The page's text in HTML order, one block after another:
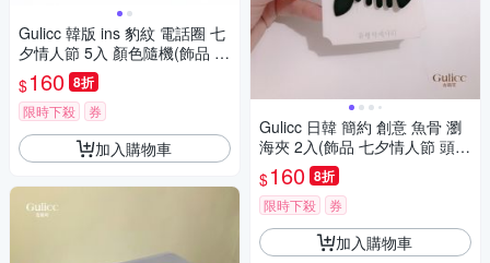
Gulicc 韓版 ins 豹紋 電話圈 七
夕情人節 5入 顏色隨機(飾品 七
夕情人節 頭飾 髮帶 髮箍 生日
禮物 主題穿搭 約會 )
$160 8折
限時下殺 券
加入購物車
Gulicc 日韓 簡約 創意 魚骨 瀏
海夾 2入(飾品 七夕情人節 頭飾
髮帶 髮箍 生日禮物 主題穿搭
約會 )
$160 8折
限時下殺 券
加入購物車